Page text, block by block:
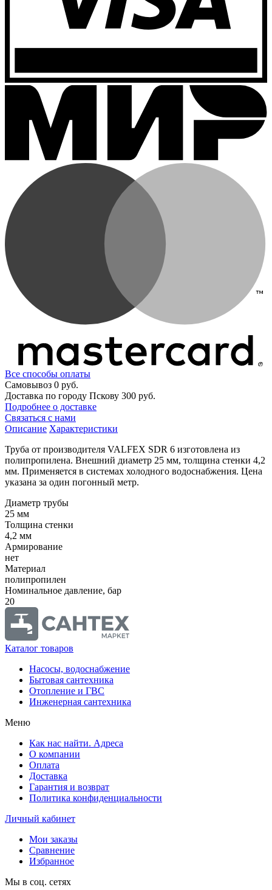
Все способы оплаты
Самовывоз 0 руб.
Доставка по городу Пскову 300 руб.
Подробнее о доставке
Связаться с нами
Описание Характеристики
Труба от производителя VALFEX SDR 6 изготовлена из
полипропилена. Внешний диаметр 25 мм, толщина стенки 4,2
мм. Применяется в системах холодного водоснабжения. Цена
указана за один погонный метр.
Диаметр трубы
25 мм
Толщина стенки
4,2 мм
Армирование
нет
Материал
полипропилен
Номинальное давление, бар
20
Каталог товаров
Насосы, водоснабжение
Бытовая сантехника
Отопление и ГВС
Инженерная сантехника
Меню
Как нас найти. Адреса
О компании
Оплата
Доставка
Гарантия и возврат
Политика конфиденциальности
Личный кабинет
Мои заказы
Сравнение
Избранное
Мы в соц. сетях